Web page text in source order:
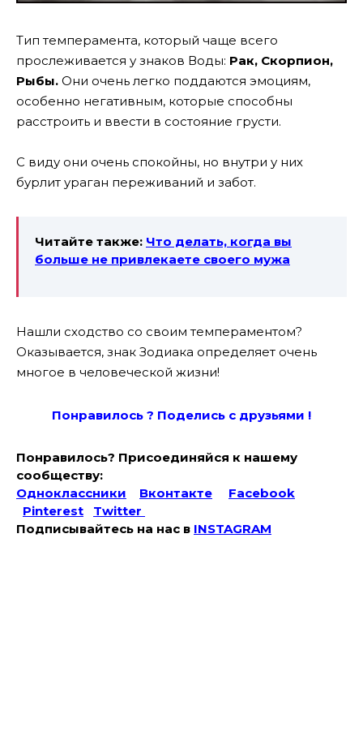
Тип темперамента, который чаще всего
прослеживается у знаков Воды: Рак, Скорпион,
Рыбы. Они очень легко поддаются эмоциям,
особенно негативным, которые способны
расстроить и ввести в состояние грусти.
С виду они очень спокойны, но внутри у них
бурлит ураган переживаний и забот.
Читайте также: Что делать, когда вы
больше не привлекаете своего мужа
Нашли сходство со своим темпераментом?
Оказывается, знак Зодиака определяет очень
многое в человеческой жизни!
Понравилось ? Поделись с друзьями !
Понравилось? Присоединяйся к нашему
сообществу:
Одноклассники
Вконтакте
Facebook
Pinterest
Twitter
Подписывайтесь на наc в INSTAGRAM